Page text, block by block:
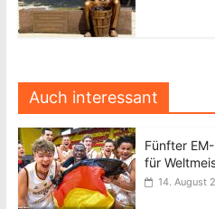
Auch interessant
Fünfter
für
14. August